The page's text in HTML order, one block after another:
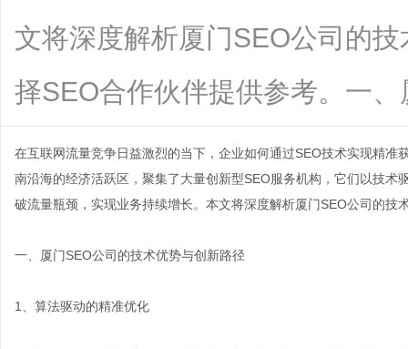
文将深度解析厦门SEO公司的
择SEO合作伙伴提供参考。一、
在互联网流量竞争日益激烈的当下，企业如何通过SEO技术实现精
南沿海的经济活跃区，聚集了大量创新型SEO服务机构，它们以技
破流量瓶颈，实现业务持续增长。本文将深度解析厦门SEO公司 的技
一、厦门SEO公司的技术优势与创新路径
1、算法驱动的精准优化